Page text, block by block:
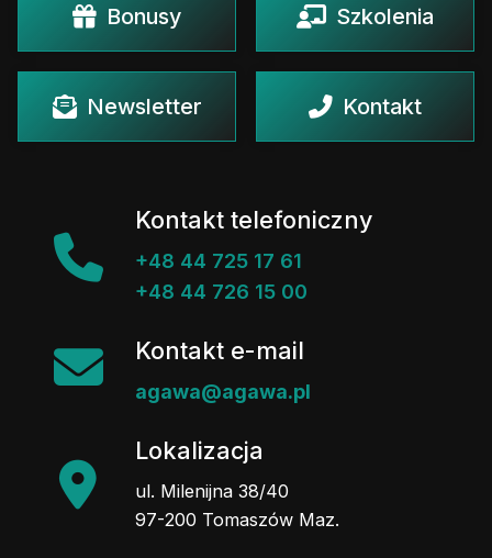
Bonusy Szkolenia
Newsletter Kontakt
Kontakt telefoniczny
+48 44 725 17 61
+48 44 726 15 00
Kontakt e-mail
agawa@agawa.pl
Lokalizacja
ul. Milenijna 38/40
97-200 Tomaszów Maz.